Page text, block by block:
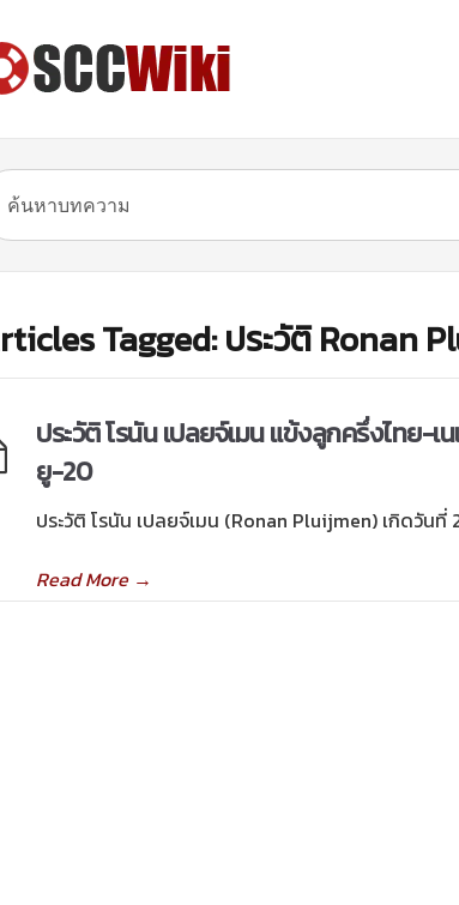
Tagged: ประวัติ Ronan
ประวัติ โรนัน เปลยจ์เมน แข้งลูกครึ่งไทย-
ยู-20
ประวัติ โรนัน เปลยจ์เมน (Ronan Pluijmen) เกิดวันที่
Read More→